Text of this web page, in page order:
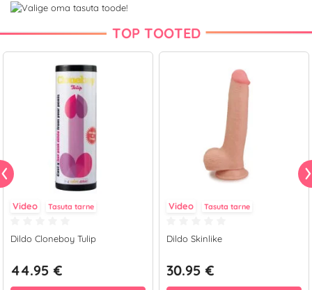
TOP TOOTED
Video Tasuta tarne
Dildo Cloneboy Tulip
44.95 €
Video Tasuta tarne
Dildo Skinlike
30.95 €